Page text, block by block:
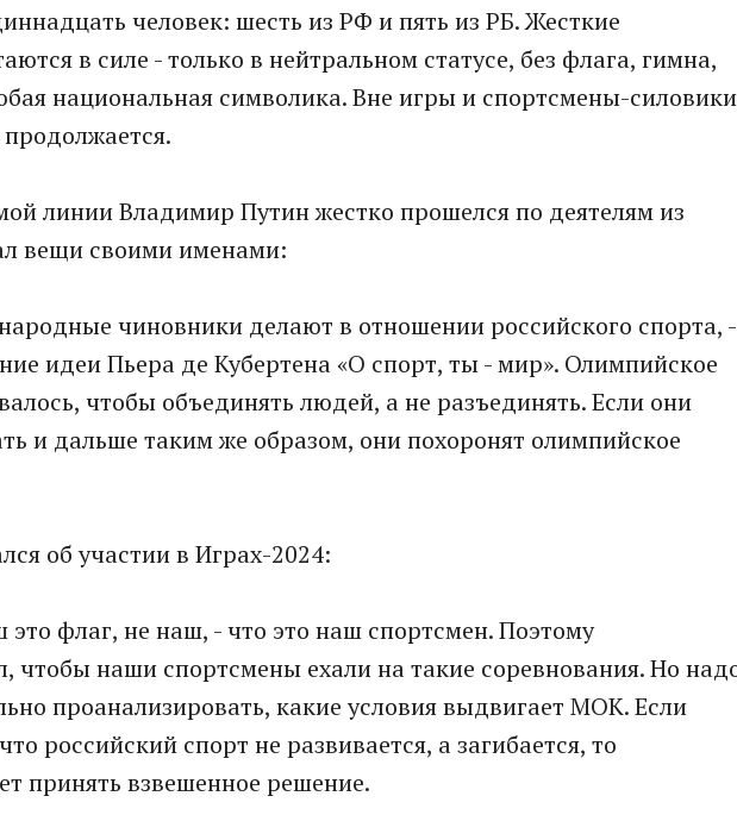
человек: шесть из РФ и пять из РБ. Жесткие
в силе - только в нейтральном статусе, без флага, гимна,
национальная символика. Вне игры и спортсмены-
линии Владимир Путин жестко прошелся по деятелям из
вещи своими именами:
чиновники делают в отношении российского спорта, -
идеи Пьера де Кубертена «О спорт, ты - мир». Олимпийское
чтобы объединять людей, а не разъединять. Если они
и дальше таким же образом, они похоронят олимпийское
об участии в Играх-2024:
это флаг, не наш, - что это наш спортсмен. Поэтому
чтобы наши спортсмены ехали на такие соревнования. Но
проанализировать, какие условия выдвигает МОК. Если
российский спорт не развивается, а загибается, то
принять взвешенное решение.